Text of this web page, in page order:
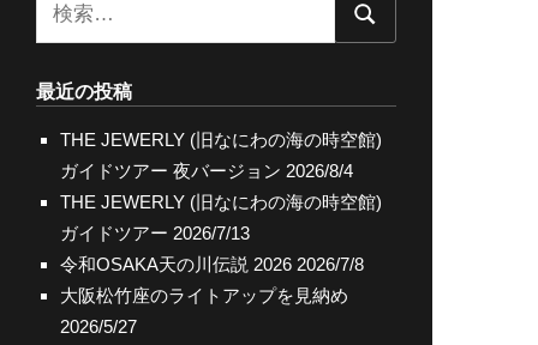
検
最近の投稿
THE JEWERLY (旧なにわの海の時空館)
ガイドツアー 夜バージョン 2026/8/4
THE JEWERLY (旧なにわの海の時空館)
ガイドツアー 2026/7/13
令和OSAKA天の川伝説 2026 2026/7/8
大阪松竹座のライトアップを見納め
2026/5/27